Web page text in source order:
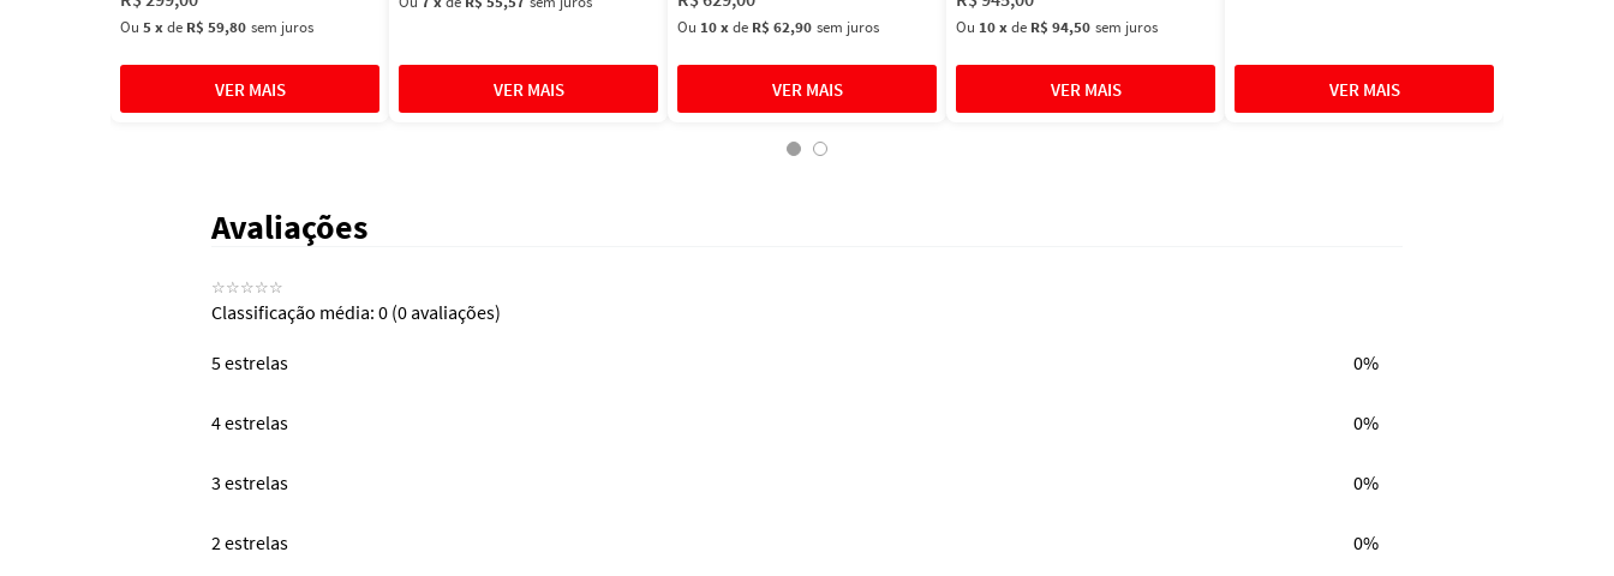
Ou 5xde R$ 59,80 sem juros Ou 10xde R$ 62,90 sem juros Ou 10xde R$ 94,50 sem juros
Avaliações
☆☆☆☆☆
Classificação média: 0 (0 avaliações)
5 estrelas 0%
4 estrelas 0%
3 estrelas 0%
2 estrelas 0%